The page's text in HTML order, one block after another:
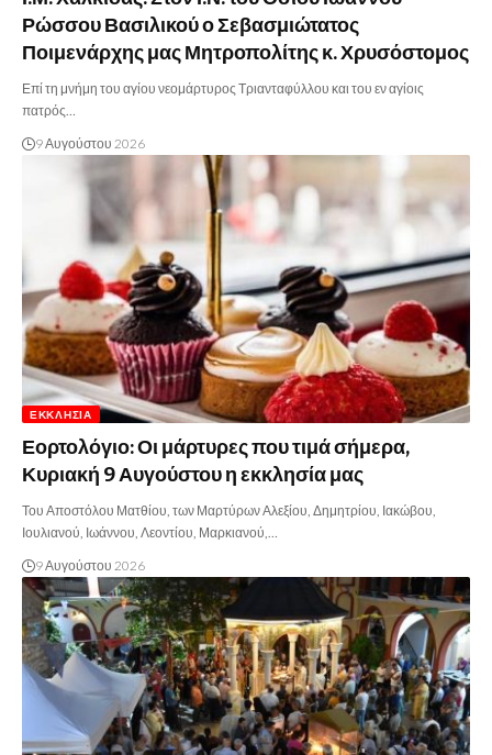
Ρώσσου Βασιλικού ο Σεβασμιώτατος
Ποιμενάρχης μας Μητροπολίτης κ. Χρυσόστομος
Επί τη μνήμη του αγίου νεομάρτυρος Τριανταφύλλου και του εν αγίοις
πατρός…
9 Αυγούστου 2026
ΕΚΚΛΗΣΊΑ
Εορτολόγιο: Οι μάρτυρες που τιμά σήμερα,
Κυριακή 9 Αυγούστου η εκκλησία μας
Του Αποστόλου Ματθίου, των Μαρτύρων Αλεξίου, Δημητρίου, Ιακώβου,
Ιουλιανού, Ιωάννου, Λεοντίου, Μαρκιανού,…
9 Αυγούστου 2026